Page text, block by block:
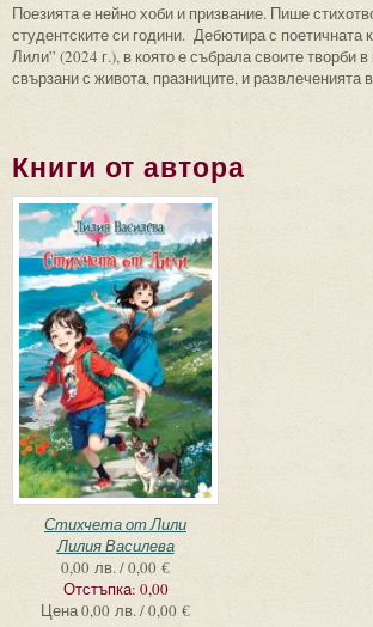
Поезията е нейно хоби и призвание. Пише
студентските си години. Дебютира с поетичната
Лили” (2024 г.), в която е събрала своите творби
свързани с живота, празниците, и развлеченията
Книги от автора
Стихчета от Лили
Лилия Василева
0,00 лв. / 0,00 €
Отстъпка: 0,00
Цена0,00 лв. / 0,00 €